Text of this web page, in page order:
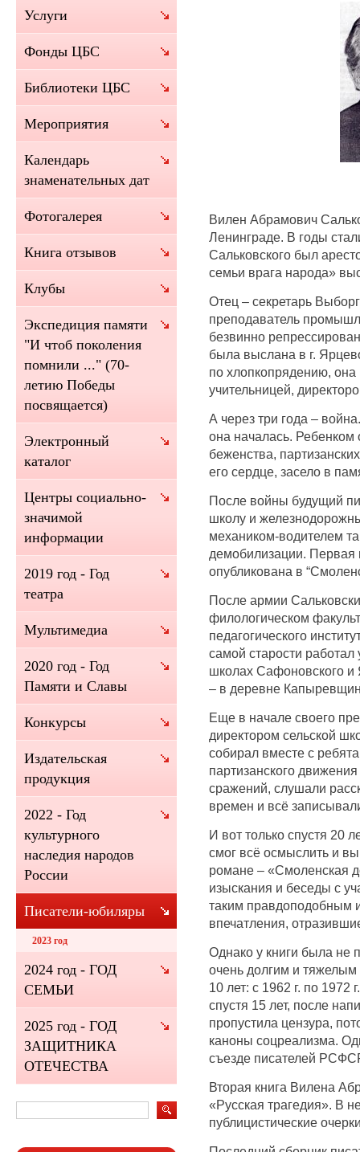
Вилен Абрамович
Ленинграде. В годы
Сальковского был
семьи врага народа»
Отец – секретарь
преподаватель
безвинно
была выслана в г.
по хлопкопрядению,
учительницей,
А через три года –
она началась. Ребенком
беженства,
его сердце, засело в
После войны будущий
школу и
механиком-водителем
демобилизации. Первая
опубликована в
После армии
филологическом
педагогического
самой старости работал
школах Сафоновского и
– в деревне
Еще в начале своего
директором сельской
собирал вместе с
партизанского
сражений, слушали
времен и всё
И вот только спустя 20
смог всё осмыслить и
романе – «Смоленская
изыскания и беседы с
таким правдоподобным
впечатления,
Однако у книги была не
очень долгим и
10 лет: с 1962 г. по 1972
спустя 15 лет, после
пропустила цензура,
каноны соцреализма.
съезде писателей
Вторая книга Вилена
«Русская трагедия». В
публицистические
Услуги
Фонды ЦБС
Библиотеки ЦБС
Мероприятия
Календарь
знаменательных дат
Фотогалерея
Книга отзывов
Клубы
Экспедиция памяти
"И чтоб поколения
помнили ..." (70-
летию Победы
посвящается)
Электронный
каталог
Центры социально-
значимой
информации
2019 год - Год
театра
Мультимедиа
2020 год - Год
Памяти и Славы
Конкурсы
Издательская
продукция
2022 - Год
культурного
наследия народов
России
Писатели-юбиляры
2023 год
2024 год - ГОД
СЕМЬИ
2025 год - ГОД
ЗАЩИТНИКА
ОТЕЧЕСТВА